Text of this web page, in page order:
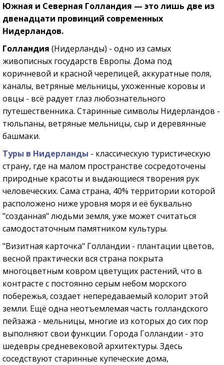
Южная и Северная Голландия — это лишь две из
двенадцати провинций современных
Нидерландов.
Голландия (Нидерланды) - одно из самых
живописных государств Европы. Дома под
коричневой и красной черепицей, аккуратные поля,
каналы, ветряные мельницы, ухоженные коровы и
овцы - всё радует глаз любознательного
путешественника. Старинные символы Нидерландов -
тюльпаны, ветряные мельницы, сыр и деревянные
башмаки.
Туры в Нидерланды - классическую туристическую
страну, где на малом пространстве сосредоточены
природные красоты и выдающиеся творения рук
человеческих. Сама страна, 40% территории которой
расположено ниже уровня моря и её буквально
"созданная" людьми земля, уже может считаться
самодостаточным памятником культуры.
"Визитная карточка" Голландии - плантации цветов,
весной практически вся страна покрыта
многоцветным ковром цветущих растений, что в
контрасте с постоянно серым небом морского
побережья, создает непередаваемый колорит этой
земли. Ещё одна неотъемлемая часть голландского
пейзажа - мельницы, многие из которых до сих пор
выполняют свои функции. Города Голландии - это
шедевры средневековой архитектуры. Здесь
соседствуют старинные купеческие дома,